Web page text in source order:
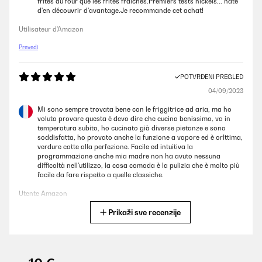
d'en découvrir d'avantage.Je recommande cet achat!
Utilisateur d'Amazon
Prevedi
POTVRĐENI PREGLED
04/09/2023
Mi sono sempre trovata bene con le friggitrice ad aria, ma ho
voluto provare questa è devo dire che cucina benissimo, va in
temperatura subito, ho cucinato già diverse pietanze e sono
soddisfatta, ho provato anche la funzione a vapore ed è orlttima,
verdure cotte alla perfezione. Facile ed intuitiva la
programmazione anche mia madre non ha avuto nessuna
difficoltà nell'utilizzo, la cosa comoda è la pulizia che è molto più
facile da fare rispetto a quelle classiche.
Utente Amazon
Prikaži sve recenzije